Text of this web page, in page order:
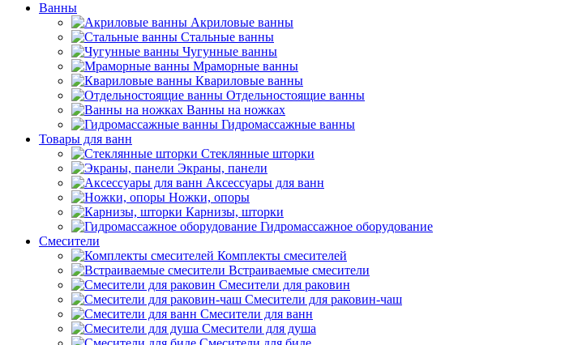
Ванны
Акриловые ванны
Стальные ванны
Чугунные ванны
Мраморные ванны
Квариловые ванны
Отдельностоящие ванны
Ванны на ножках
Гидромассажные ванны
Товары для ванн
Стеклянные шторки
Экраны, панели
Аксессуары для ванн
Ножки, опоры
Карнизы, шторки
Гидромассажное оборудование
Смесители
Комплекты смесителей
Встраиваемые смесители
Смесители для раковин
Смесители для раковин-чаш
Смесители для ванн
Смесители для душа